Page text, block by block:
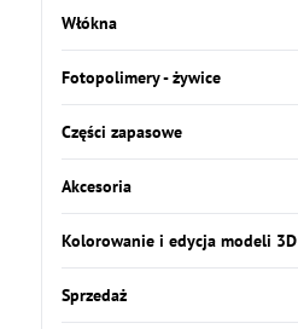
Włókna
Fotopolimery - żywice
Części zapasowe
Akcesoria
Kolorowanie i edycja modeli 3D
Sprzedaż